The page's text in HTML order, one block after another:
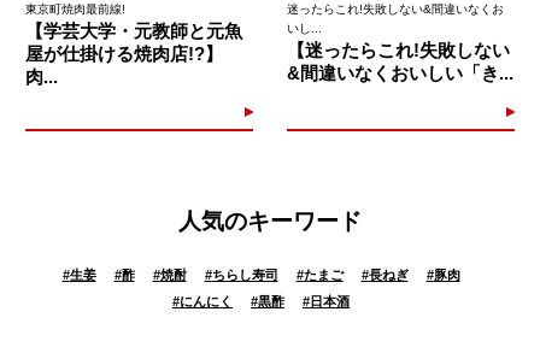
東京町焼肉最前線!
【学芸大学・元教師と元魚
屋が仕掛ける焼肉店!?】
肉...
迷ったらこれ!失敗しない&間違いなくお
いし...
【迷ったらこれ!失敗しない
&間違いなくおいしい「き...
人気のキーワード
#生姜 #酢 #焼酎 #ちらし寿司 #たまご #長ねぎ #豚肉
#にんにく #黒酢 #日本酒